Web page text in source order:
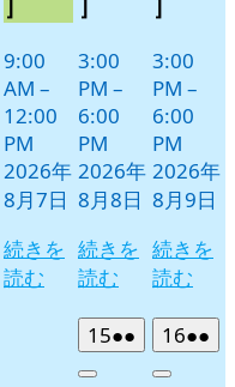
9:00
AM –
12:00
PM
2026年
8月7日
続きを
読む
3:00
PM –
6:00
PM
2026年
8月8日
続きを
読む
3:00
PM –
6:00
PM
2026年
8月9日
続きを
読む
152026
年
●●
件
162026
年
●●
件